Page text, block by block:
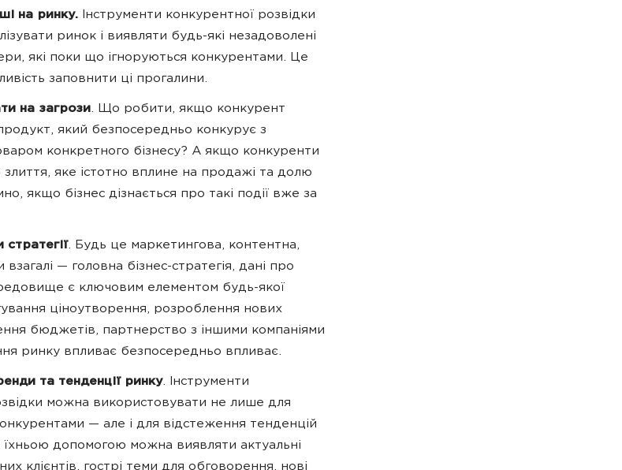
на ринку. Інструменти конкурентної розвідки
ринок і виявляти будь-які незадоволені
які поки що ігноруються конкурентами. Це
заповнити ці прогалини.
на загрози. Що робити, якщо конкурент
який безпосередньо конкурує з
конкретного бізнесу? А якщо конкуренти
яке істотно вплине на продажі та долю
якщо бізнес дізнається про такі події вже за
. Будь це маркетингова, контентна,
взагалі — головна бізнес-стратегія, дані про
є ключовим елементом будь-якої
ціноутворення, розроблення нових
бюджетів, партнерство з іншими компаніями
ринку впливає безпосередньо впливає.
та тенденції ринку. Інструменти
можна використовувати не лише для
— але і для відстеження тенденцій
їхньою допомогою можна виявляти актуальні
клієнтів, гострі теми для обговорення, нові